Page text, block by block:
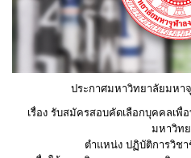
ประกาศมหาวิทยาลัยมหา
เรื่อง รับสมัครสอบคัดเลือกบุคคลเพื่
มหาวิท
ตำแหน่ง ปฏิบัติการวิช